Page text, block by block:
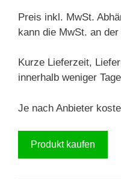
war:
1.299,00 €
Preis inkl. MwSt.
kann die MwSt. an
Kurze Lieferzeit,
innerhalb weniger Tage
Je nach Anbieter
Produkt kaufen